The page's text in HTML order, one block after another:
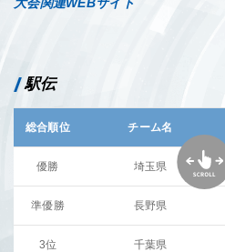
駅伝
総合順位 チーム名
優勝 埼玉県
準優勝 長野県
3位 千葉県